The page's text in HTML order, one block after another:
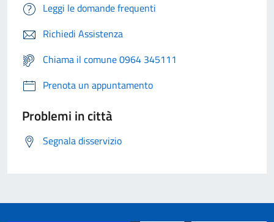
Leggi le domande frequenti
Richiedi Assistenza
Chiama il comune 0964 345111
Prenota un appuntamento
Problemi in città
Segnala disservizio